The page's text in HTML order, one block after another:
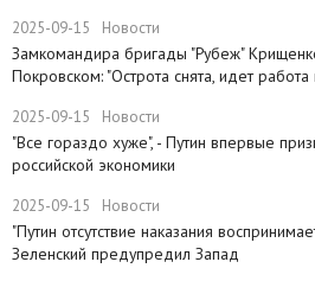
2025-09-15 Новости
Замкомандира бригады "Рубеж"
Покровском: "Острота снята, идет работа
2025-09-15 Новости
"Все гораздо хуже", - Путин впервые
российской экономики
2025-09-15 Новости
​"Путин отсутствие наказания
Зеленский предупредил Запад